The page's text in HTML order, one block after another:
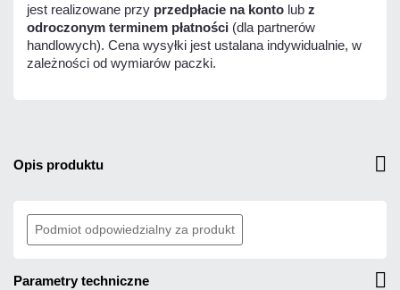
jest realizowane przy przedpłacie na konto lub z
odroczonym terminem płatności (dla partnerów
handlowych). Cena wysyłki jest ustalana indywidualnie, w
zależności od wymiarów paczki.
opis produktu
Podmiot odpowiedzialny za produkt
parametry techniczne